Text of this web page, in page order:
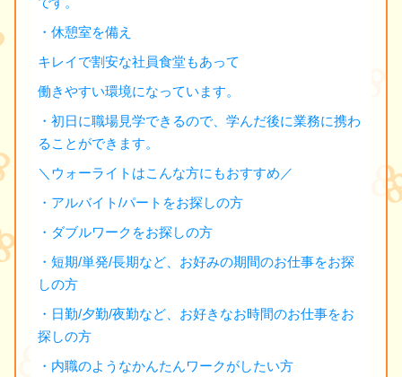
・休憩室を備え
キレイで割安な社員食堂もあって
働きやすい環境になっています。
・初日に職場見学できるので、学んだ後に業務に携わ
ることができます。
＼ウォーライトはこんな方にもおすすめ／
・アルバイト/パートをお探しの方
・ダブルワークをお探しの方
・短期/単発/長期など、お好みの期間のお仕事をお探
しの方
・日勤/夕勤/夜勤など、お好きなお時間のお仕事をお
探しの方
・内職のようなかんたんワークがしたい方